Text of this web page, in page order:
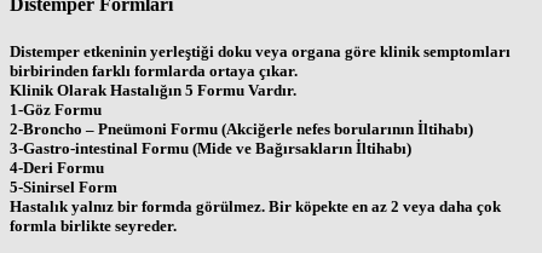
Distemper etkeninin yerleştiği doku veya organa göre klinik semptomları
birbirinden farklı formlarda ortaya çıkar.
Klinik Olarak Hastalığın 5 Formu Vardır.
1-Göz Formu
2-Broncho – Pneümoni Formu (Akciğerle nefes borularının İltihabı)
3-Gastro-intestinal Formu (Mide ve Bağırsakların İltihabı)
4-Deri Formu
5-Sinirsel Form
Hastalık yalnız bir formda görülmez. Bir köpekte en az 2 veya daha çok
formla birlikte seyreder.